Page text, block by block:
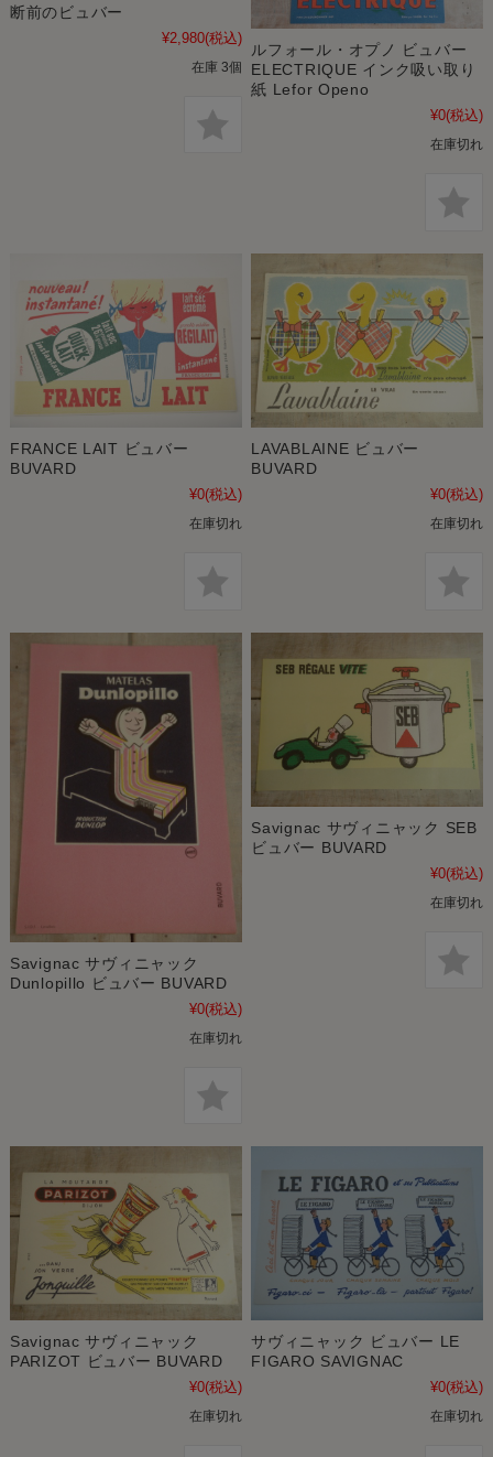
断前のビュバー
¥2,980(税込)
在庫 3個
ルフォール・オプノ ビュバー
ELECTRIQUE インク吸い取り
紙 Lefor Openo
¥0(税込)
在庫切れ
FRANCE LAIT ビュバー
BUVARD
¥0(税込)
在庫切れ
LAVABLAINE ビュバー
BUVARD
¥0(税込)
在庫切れ
Savignac サヴィニャック
Dunlopillo ビュバー BUVARD
¥0(税込)
在庫切れ
Savignac サヴィニャック SEB
ビュバー BUVARD
¥0(税込)
在庫切れ
Savignac サヴィニャック
PARIZOT ビュバー BUVARD
¥0(税込)
在庫切れ
サヴィニャック ビュバー LE
FIGARO SAVIGNAC
¥0(税込)
在庫切れ